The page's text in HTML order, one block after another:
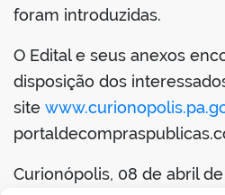
foram introduzidas.
O Edital e seus anexos
disposição dos
site
Curionópolis, 08 de abril de